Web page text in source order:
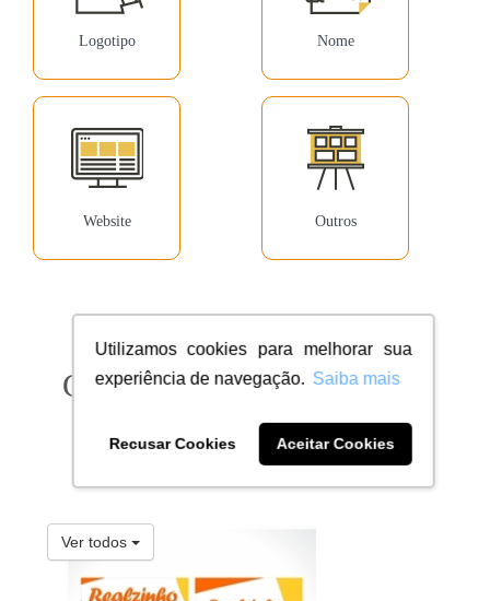
Utilizamos cookies para melhorar sua
experiência de navegação. Saiba mais
Recusar Cookies Aceitar Cookies
Logotipo Nome
Website Outros
Ver todos
Confira milhares de clientes
dentro do seu segmento